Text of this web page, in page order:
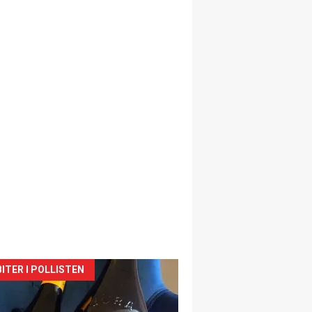
I POLLISTEN